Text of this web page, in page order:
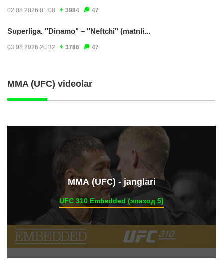
02.08.2026 01:08 3984 47
Superliga. "Dinamo" – "Neftchi" (matnli...
03.08.2026 20:32 3786 47
MMA (UFC) videolar
ММА (UFC) - janglari
UFC 310 Embedded (эпизод 5)